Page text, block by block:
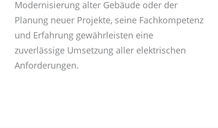
Modernisierung alter Gebäude oder der
Planung neuer Projekte, seine Fachkompetenz
und Erfahrung gewährleisten eine
zuverlässige Umsetzung aller elektrischen
Anforderungen.